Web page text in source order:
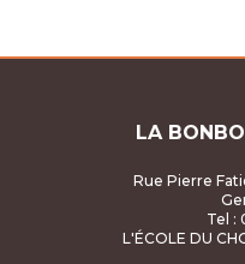
LA
Rue Pierre
Tel :
L'ÉCOLE DU